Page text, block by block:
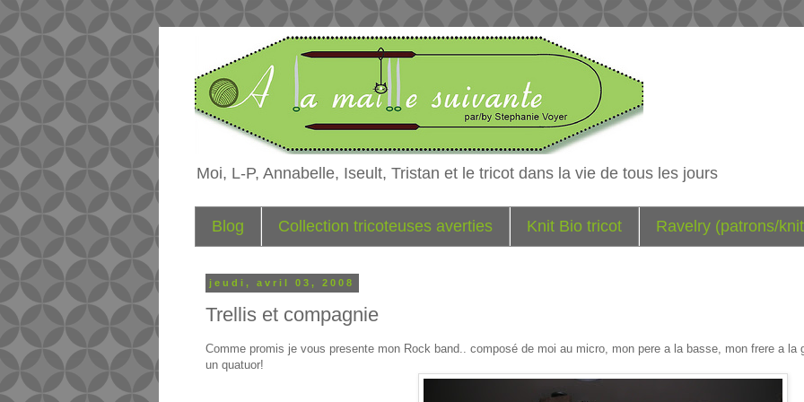
Moi, L-P, Annabelle, Iseult, Tristan et le tricot dans la vie de tous les jours
Blog Collection tricoteuses averties Knit Bio tricot Ravelry (patrons/
jeudi, avril 03, 2008
Trellis et compagnie
Comme promis je vous presente mon Rock band.. composé de moi au micro, mon pere a la basse, mon frere a la
un quatuor!